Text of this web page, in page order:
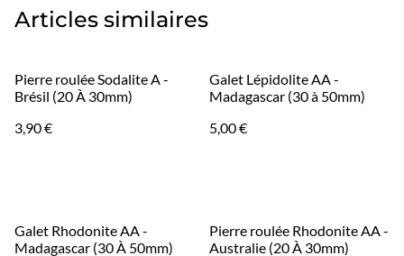
Articles similaires
Pierre roulée Sodalite A -
Brésil (20 À 30mm)
3,90 €
Galet Lépidolite AA -
Madagascar (30 à 50mm)
5,00 €
Galet Rhodonite AA -
Madagascar (30 À 50mm)
Pierre roulée Rhodonite AA -
Australie (20 À 30mm)